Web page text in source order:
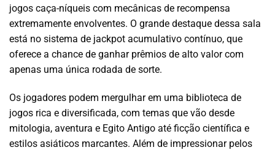
jogos caça-níqueis com mecânicas de recompensa
extremamente envolventes. O grande destaque dessa sala
está no sistema de jackpot acumulativo contínuo, que
oferece a chance de ganhar prêmios de alto valor com
apenas uma única rodada de sorte.
Os jogadores podem mergulhar em uma biblioteca de
jogos rica e diversificada, com temas que vão desde
mitologia, aventura e Egito Antigo até ficção científica e
estilos asiáticos marcantes. Além de impressionar pelos